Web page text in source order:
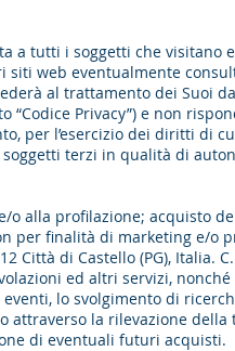
a tutti i soggetti che visitano
siti web eventualmente
al trattamento dei Suoi
“Codice Privacy”) e non
per l’esercizio dei diritti di
terzi in qualità di
o alla profilazione; acquisto
per finalità di marketing e/o
Città di Castello (PG), Italia.
ed altri servizi,
lo svolgimento di
attraverso la rilevazione
di eventuali futuri acquisti.